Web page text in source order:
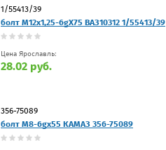
1/55413/39
болт М12х1,25-6gХ75 ВАЗ10312 1/55413/39
Цена Ярославль:
28.02 руб.
356-75089
болт М8-6gх55 КАМАЗ 356-75089